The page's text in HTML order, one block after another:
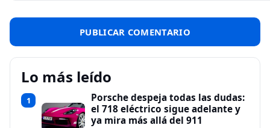
Lo más leído
1
Porsche despeja todas las dudas:
el 718 eléctrico sigue adelante y
ya mira más allá del 911